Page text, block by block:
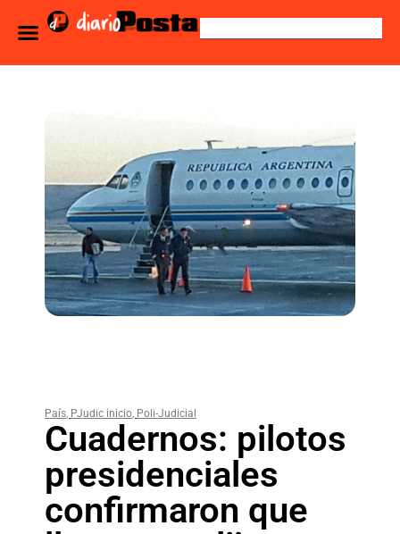
País, PJudic inicio, Poli-Judicial
Cuadernos: pilotos
presidenciales
confirmaron que